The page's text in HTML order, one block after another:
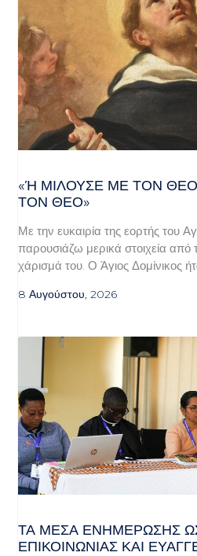
«Ή ΜΙΛΟΎΣΕ ΜΕ ΤΟΝ ΘΕΌ
Ν ΘΕΌ»
Με την ευκαιρία της εορτής του
παρουσιάζω μερικά στοιχεία από
χάρισμά του. Ο Άγιος Δομίνικος
8 Αυγούστου, 2026
ΤΑ ΜΈΣΑ ΕΝΗΜΈΡΩΣΗΣ
ΕΠΙΚΟΙΝΩΝΊΑΣ ΚΑΙ